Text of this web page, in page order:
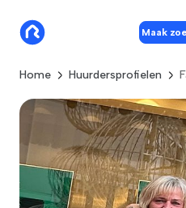
Maak
Home Huurdersprofielen